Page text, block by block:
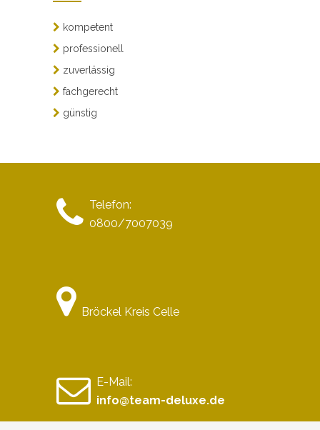
kompetent
professionell
zuverlässig
fachgerecht
günstig
Telefon:
0800/7007039
Bröckel Kreis Celle
E-Mail:
info@team-deluxe.de